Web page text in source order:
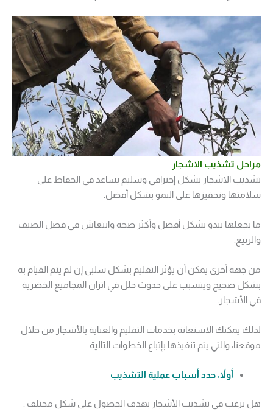
مراحل تشذيب الاشجار
تشذيب الاشجار بشكل إحترافي وسليم يساعد في الحفاظ على
سلامتها وتحفيزها على النمو بشكل أفضل.
ما يجعلها تبدو بشكل أفضل وأكثر صحة وانتعاش في فصل الصيف
والربيع.
من جهة أخرى يمكن أن يؤثر التقليم بشكل سلبي إن لم يتم القيام به
بشكل صحيح ويتسبب على حدوث خلل في اتزان المجاميع الخضرية
في الأشجار.
لذلك يمكنك الاستعانة بخدمات التقليم والعناية بالأشجار من خلال
موقعنا، والتي يتم تنفيذها بإتباع الخطوات التالية
أولاً، حدد أسباب عملية التشذيب
هل ترغب في تشذيب الأشجار بهدف الحصول على شكل مختلف .